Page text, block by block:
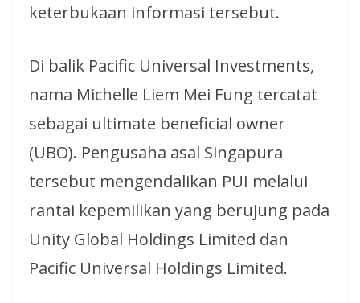
keterbukaan informasi tersebut.
Di balik Pacific Universal Investments,
nama Michelle Liem Mei Fung tercatat
sebagai ultimate beneficial owner
(UBO). Pengusaha asal Singapura
tersebut mengendalikan PUI melalui
rantai kepemilikan yang berujung pada
Unity Global Holdings Limited dan
Pacific Universal Holdings Limited.